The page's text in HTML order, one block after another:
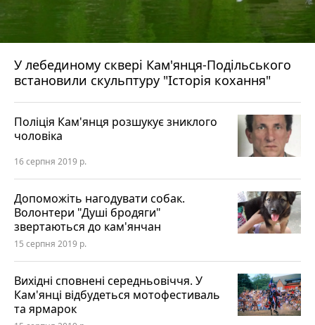
У лебединому сквері Кам'янця-Подільського
встановили скульптуру "Історія кохання"
Поліція Кам'янця розшукує зниклого
чоловіка
16 серпня 2019 р.
Допоможіть нагодувати собак.
Волонтери "Душі бродяги"
звертаються до кам'янчан
15 серпня 2019 р.
Вихідні сповнені середньовіччя. У
Кам'янці відбудеться мотофестиваль
та ярмарок